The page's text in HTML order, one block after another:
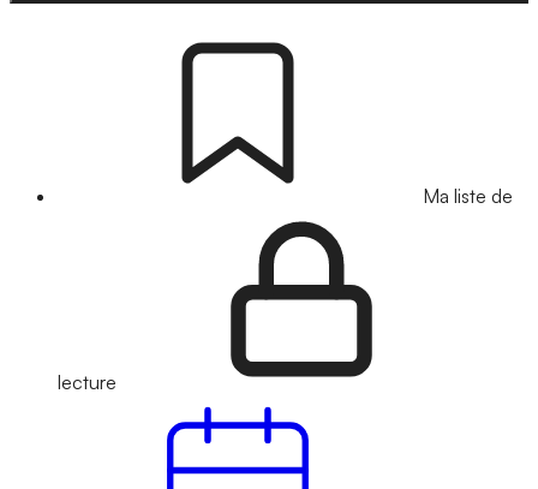
Ma liste de
lecture